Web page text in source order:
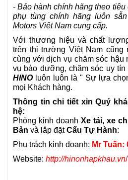
- Bảo hành chính hãng theo
phụ tùng chính hãng luôn
Motors Việt Nam cung cấp.
Với thương hiệu và chất
trên thị trường Việt Nam cũng
cùng với dịch vụ chăm sóc hậu
vụ bảo dưỡng, chăm sóc uy
HINOluôn luôn là " Sự lựa
mọi Khách hàng.
Thông tin chi tiết xin Quý
hệ:
Phòng kinh doanh Xe tải, xe
Bản và lắp đặtCẩu Tự Hành:
Phụ trách kinh doanh: Mr Tuấn:
Website: http://hinonhapkhau.vn/